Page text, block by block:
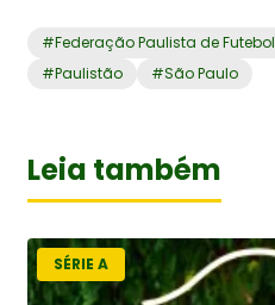
#Federação Paulista de Futebol
#Paulistão #São Paulo
Leia também
SÉRIE A